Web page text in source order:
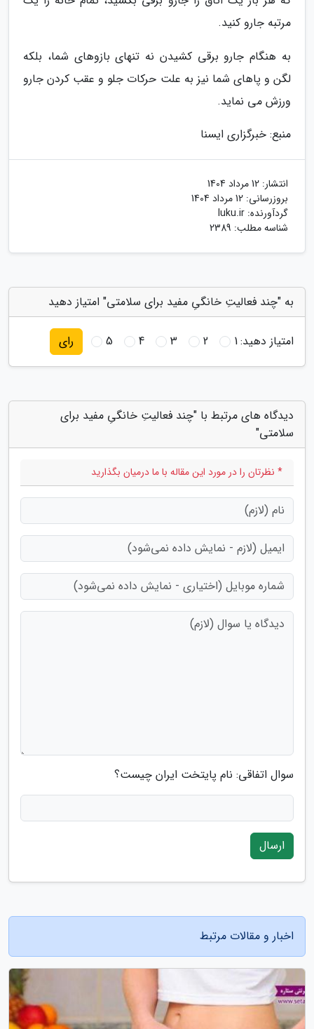
مرتبه جارو کنید.
به هنگام جارو برقی کشیدن نه تنهای بازوهای شما، بلکه
لگن و پاهای شما نیز به علت حرکات جلو و عقب کردن جارو
ورزش می نماید.
منبع: خبرگزاری ایسنا
انتشار: 12 مرداد 1404
بروزرسانی: 12 مرداد 1404
گردآورنده: luku.ir
شناسه مطلب: 2389
به "چند فعالیتِ خانگیِ مفید برای سلامتی" امتیاز دهید
امتیاز دهید:1
2
3
4
5 رای
دیدگاه های مرتبط با "چند فعالیتِ خانگیِ مفید برای
سلامتی"
* نظرتان را در مورد این مقاله با ما درمیان بگذارید
سوال اتفاقی: نام پایتخت ایران چیست؟
ارسال
اخبار و مقالات مرتبط